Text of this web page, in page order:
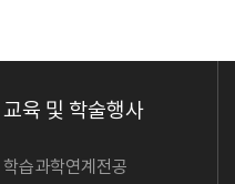
교육 및 학술행사
학습과학연계전공